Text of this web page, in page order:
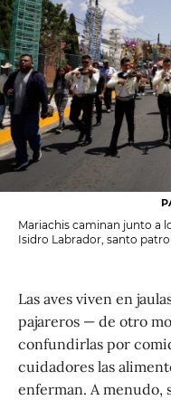
Mariachis caminan junto a
Isidro Labrador, santo
Las aves viven en
pajareros — de otro
confundirlas por
cuidadores las
enferman. A menudo,